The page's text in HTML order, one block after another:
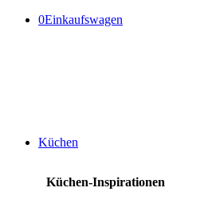
0Einkaufswagen
Küchen
Küchen-Inspirationen